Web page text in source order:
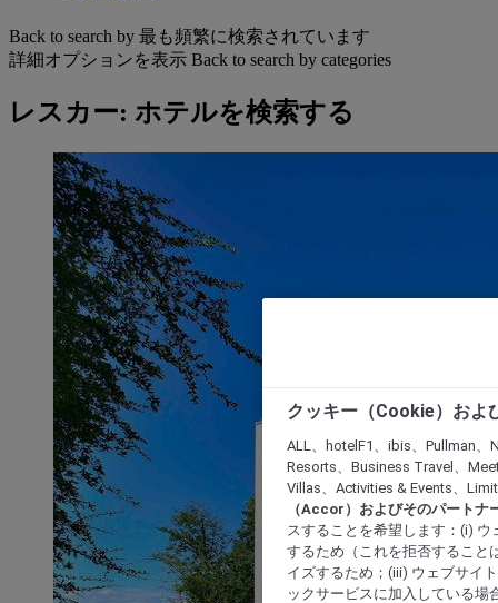
Back to search by 最も頻繁に検索されています
詳細オプションを表示 Back to search by categories
レスカー: ホテルを検索する
クッキー（Cookie）およ
ALL、hotelF1、ibis、Pullman
Resorts、Business Travel、
Villas、Activities & Events、
（Accor）およびそのパートナ
スすることを希望します：(i)
するため（これを拒否すること
イズするため；(iii) ウェブサイ
ックサービスに加入している場